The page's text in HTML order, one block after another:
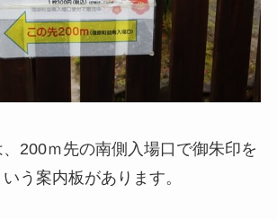
200ｍ先の南側入場口で御朱印を
う案内板があります。